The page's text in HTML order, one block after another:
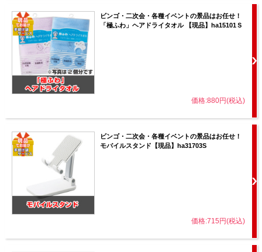
ビンゴ・二次会・各種イベントの景品はお任せ！
「極ふわ」ヘアドライタオル 【現品】ha15101Ｓ
価格:880円(税込)
ビンゴ・二次会・各種イベントの景品はお任せ！
モバイルスタンド【現品】ha31703S
価格:715円(税込)